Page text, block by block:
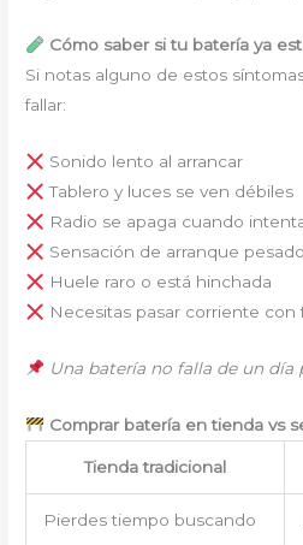
Cómo saber si tu batería ya
Si notas alguno de estos
fallar:
Sonido lento al arrancar
Tablero y luces se ven débiles
Radio se apaga cuando
Sensación de arranque
Huele raro o está hinchada
Necesitas pasar corriente con
Una batería no falla de un día
Comprar batería en tienda vs
Tienda tradicional
Pierdes tiempo buscando